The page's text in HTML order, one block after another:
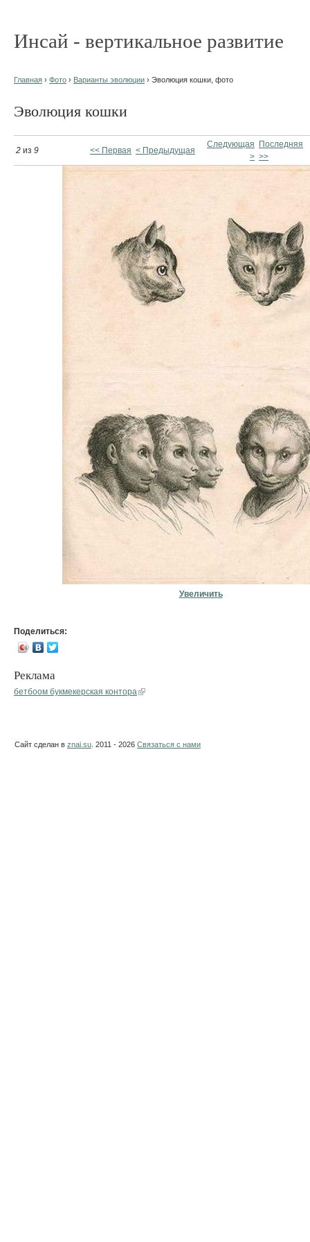
Инсай - вертикальное развитие
Главная › Фото › Варианты эволюции › Эволюция кошки, фото
Эволюция кошки
2 из 9 << Первая < Предыдущая
Следующая
>
Последняя
>>
Увеличить
Поделиться:
Реклама
бетбоом букмекерская контора
Сайт сделан в znai.su . 2011 - 2026 Связаться с нами